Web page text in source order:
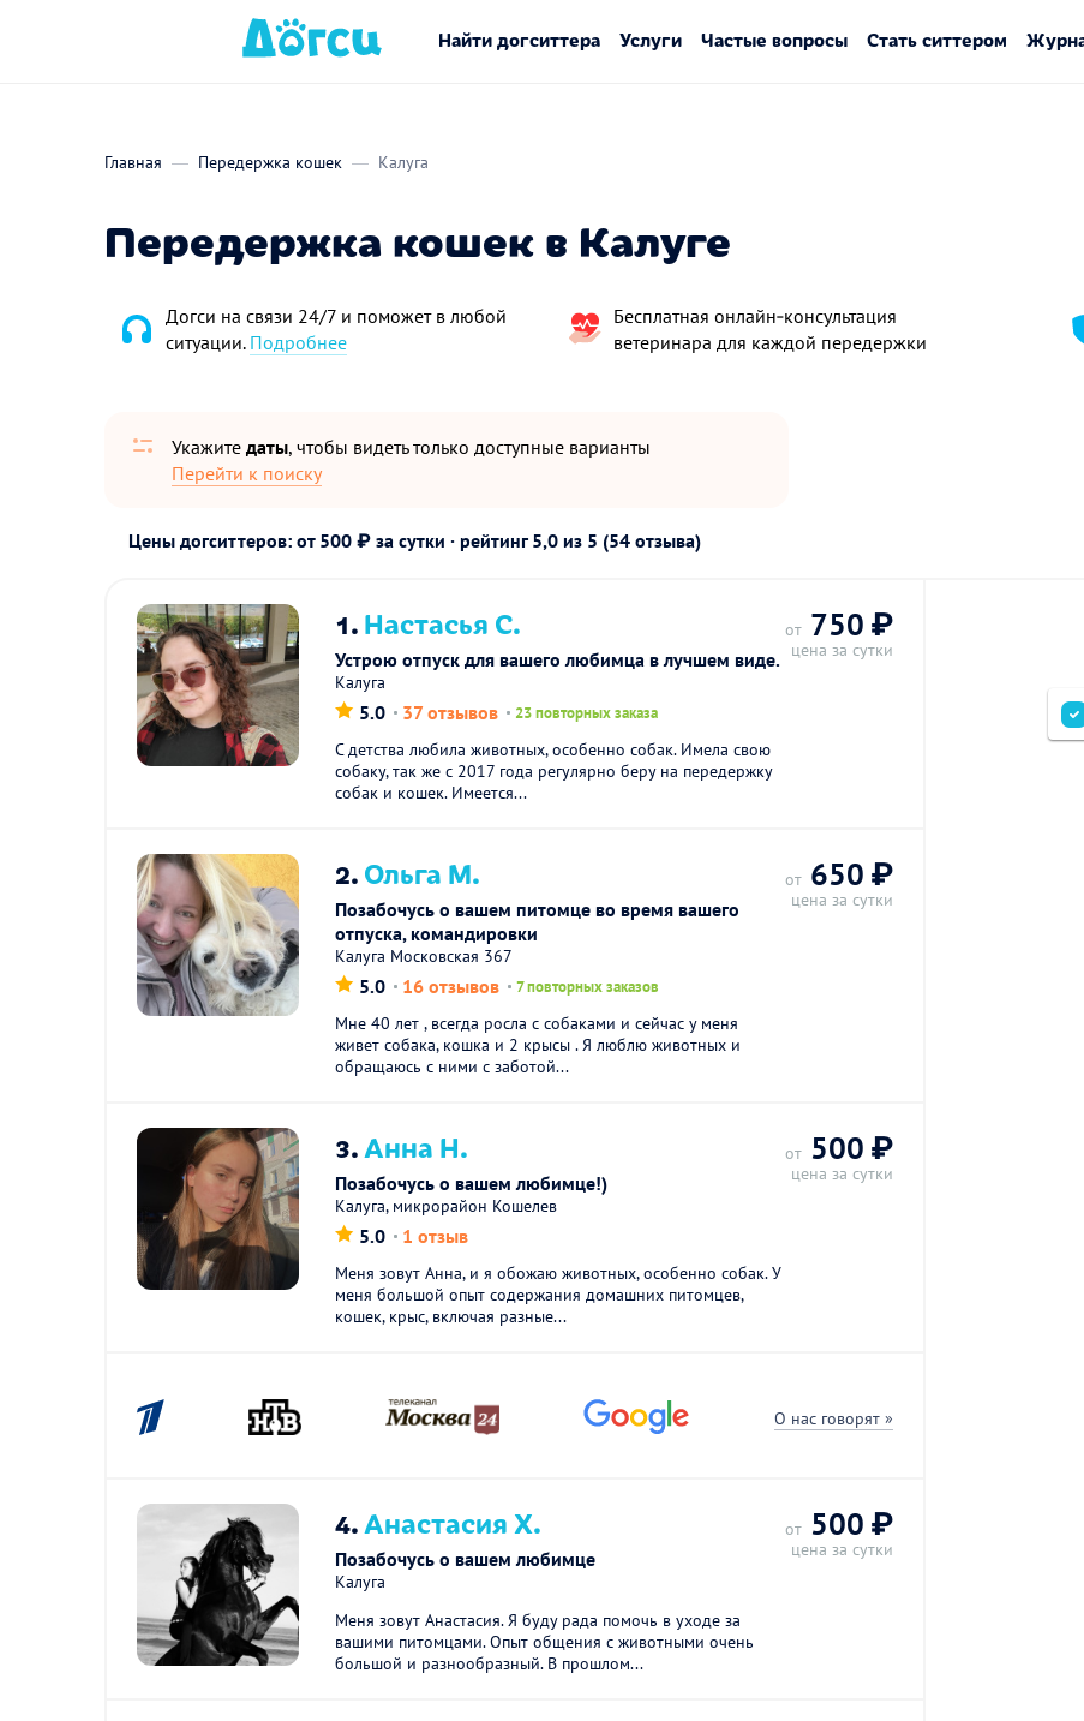
Найти догситтера Услуги Частые вопросы Стать ситтером
Главная Передержка кошек Калуга
Передержка кошек в Калуге
Догси на связи 24/7 и поможет в любой
ситуации. Подробнее
Бесплатная онлайн‑консультация
ветеринара для каждой передержки
Укажите даты, чтобы видеть только доступные варианты
Перейти к поиску
Цены догситтеров: от 500 ₽ за сутки · рейтинг 5,0 из 5 (54 отзыва)
1.Настасья С.
Устрою отпуск для вашего любимца в лучшем виде.
Калуга
5.0 37 отзывов 23 повторных заказа
С детства любила животных, особенно собак. Имела свою
собаку, так же с 2017 года регулярно беру на передержку
собак и кошек. Имеется...
от 750 ₽
цена за сутки
2.Ольга М.
Позабочусь о вашем питомце во время вашего
отпуска, командировки
Калуга Московская 367
5.0 16 отзывов 7 повторных заказов
Мне 40 лет , всегда росла с собаками и сейчас у меня
живет собака, кошка и 2 крысы . Я люблю животных и
обращаюсь с ними с заботой...
от 650 ₽
цена за сутки
3.Анна Н.
Позабочусь о вашем любимце!)
Калуга, микрорайон Кошелев
5.0 1 отзыв
Меня зовут Анна, и я обожаю животных, особенно собак. У
меня большой опыт содержания домашних питомцев,
кошек, крыс, включая разные...
от 500 ₽
цена за сутки
О нас говорят »
4.Анастасия Х.
Позабочусь о вашем любимце
Калуга
Меня зовут Анастасия. Я буду рада помочь в уходе за
вашими питомцами. Опыт общения с животными очень
большой и разнообразный. В прошлом...
от 500 ₽
цена за сутки